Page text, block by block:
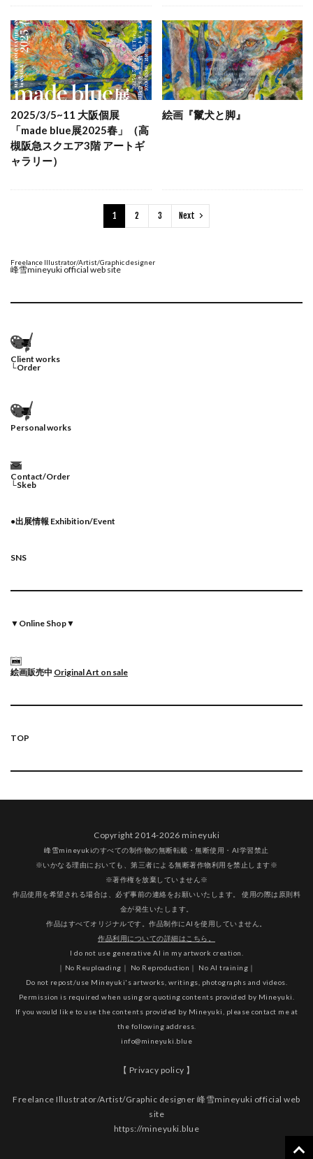
2025/3/5~11 大阪個展
「made blue展2025春」（高
槻阪急スクエア3階 アートギ
ャラリー）
絵画『鬣犬と脚』
1 2 3 Next
Freelance Illustrator/Artist/Graphic designer
峰雪mineyuki official web site
Client works
└Order
Personal works
Contact/Order
└Skeb
●出展情報 Exhibition/Event
SNS
▼ Online Shop▼
絵画販売中 Original Art on sale
TOP
Copyright 2014-2026 mineyuki
峰雪mineyukiのすべての制作物の無断転載・無断使用・AI学習禁止
※いかなる理由においても、第三者による無断著作物利用を禁止します※
※著作権を放棄していません※
作品使用を希望される場合は、必ず事前の連絡をお願いいたします。 使用の際は原則料
金が発生いたします。
作品はすべてオリジナルです。作品制作にAIを使用していません。
作品利用についての詳細はこちら。
I do not use generative AI in my artwork creation.
｜No Reuploading｜ No Reproduction｜ No AI training｜
Do not repost/use Mineyuki's artworks, writings, photographs and videos.
Permission is required when using or quoting contents provided by Mineyuki.
If you would like to use the contents provided by Mineyuki, please contact me at
the following address.
info@mineyuki.blue
【 Privacy policy 】
Freelance Illustrator/Artist/Graphic designer 峰雪mineyuki official web
site
https://mineyuki.blue